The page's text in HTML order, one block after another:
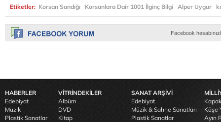
Etiketler: Korsan Sandığı Korsanlara Dair 1001 İlginç Bilgi Alper Uygur
HABERLER
Edebiyat
Müzik
Plastik Sanatlar
VİTRİNDEKİLER
Albüm
DVD
Kitap
SANAT ARŞİVİ
Edebiyat
Müzik & Sahne Sanatları
Plastik Sanatlar
Köşe
Ayın